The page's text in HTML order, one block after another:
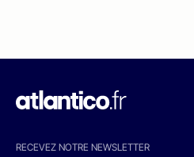
RECEVEZ NOTRE NEWSLETTER